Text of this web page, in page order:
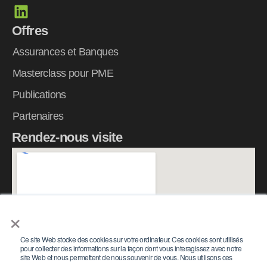
×
Ce site Web stocke des cookies sur votre ordinateur. Ces cookies sont utilisés
pour collecter des informations sur la façon dont vous interagissez avec notre
site Web et nous permettent de nous souvenir de vous. Nous utilisons ces
L
i
n
k
e
i
n
Offres
Assurances et Banques
Masterclass pour PME
Publications
Partenaires
Rendez-nous visite